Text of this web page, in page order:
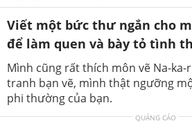
Viết một bức thư ngắn cho
để làm quen và bày tỏ tình
Mình cũng rất thích môn vẽ Na-ka-
tranh bạn vẽ, mình thật ngưỡng
phi thường của bạn.
QUẢNG CÁO